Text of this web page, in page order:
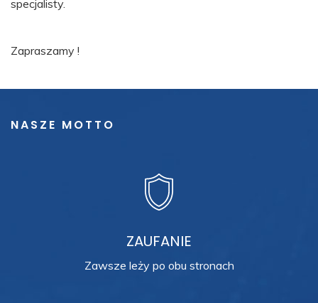
specjalisty.
Zapraszamy !
NASZE MOTTO
ZAUFANIE
Zawsze leży po obu stronach